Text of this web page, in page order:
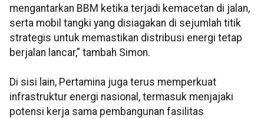
mengantarkan BBM ketika terjadi kemacetan di jalan,
serta mobil tangki yang disiagakan di sejumlah titik
strategis untuk memastikan distribusi energi tetap
berjalan lancar,” tambah Simon.
Di sisi lain, Pertamina juga terus memperkuat
infrastruktur energi nasional, termasuk menjajaki
potensi kerja sama pembangunan fasilitas